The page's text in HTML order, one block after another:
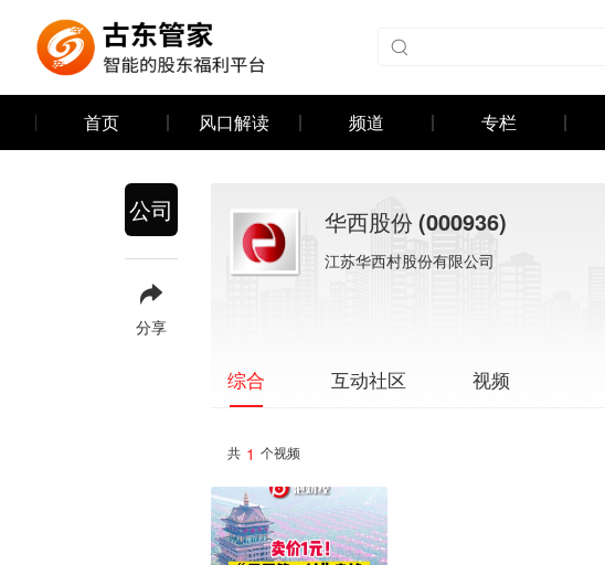
首页 风口解读 频道 专栏
公司
分享
华西股份 (000936)
江苏华西村股份有限公司
综合 互动社区 视频
共 1 个视频